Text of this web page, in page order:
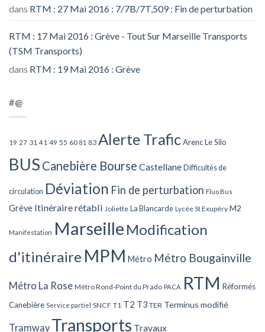
dans RTM : 27 Mai 2016 : 7/7B/7T,509 : Fin de perturbation
RTM : 17 Mai 2016 : Grève - Tout Sur Marseille Transports
(TSM Transports)
dans RTM : 19 Mai 2016 : Grève
#@
19 27 31 41 49 55 60 81 83 Alerte TraficArenc Le Silo
BUS Canebière Bourse Castellane Difficultés de
circulation Déviation Fin de perturbation Fluo Bus
Grève Itinéraire rétabli Joliette La Blancarde Lycée St Exupéry M2
Manifestation Marseille Modification
d'itinéraire MPM Métro Métro Bougainville
Métro La Rose Métro Rond-Point du Prado PACA RTM Réformés
Canebière Service partiel SNCF T1 T2 T3 TER Terminus modifié
Tramway Transports Travaux